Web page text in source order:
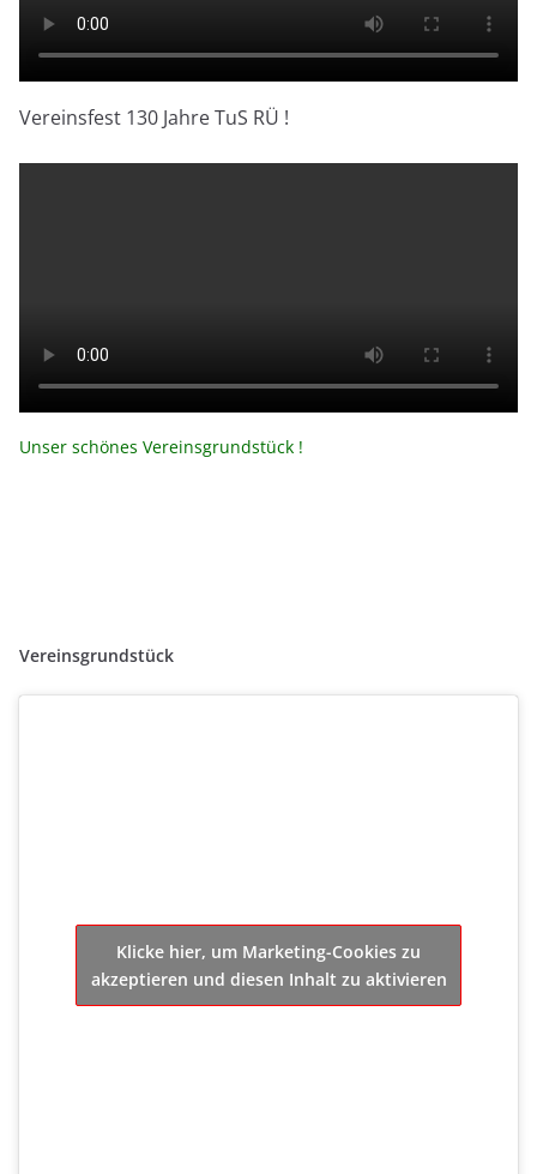
Vereinsfest 130 Jahre TuS RÜ !
Unser schönes Vereinsgrundstück !
Vereinsgrundstück
Klicke hier, um Marketing-Cookies zu
akzeptieren und diesen Inhalt zu aktivieren